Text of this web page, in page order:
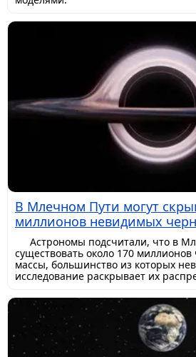
В Млечном Пути могут
миллионов невидимых
Астрономы подсчитали, что в
существовать около 170
массы, большинство из которых
исследование раскрывает их